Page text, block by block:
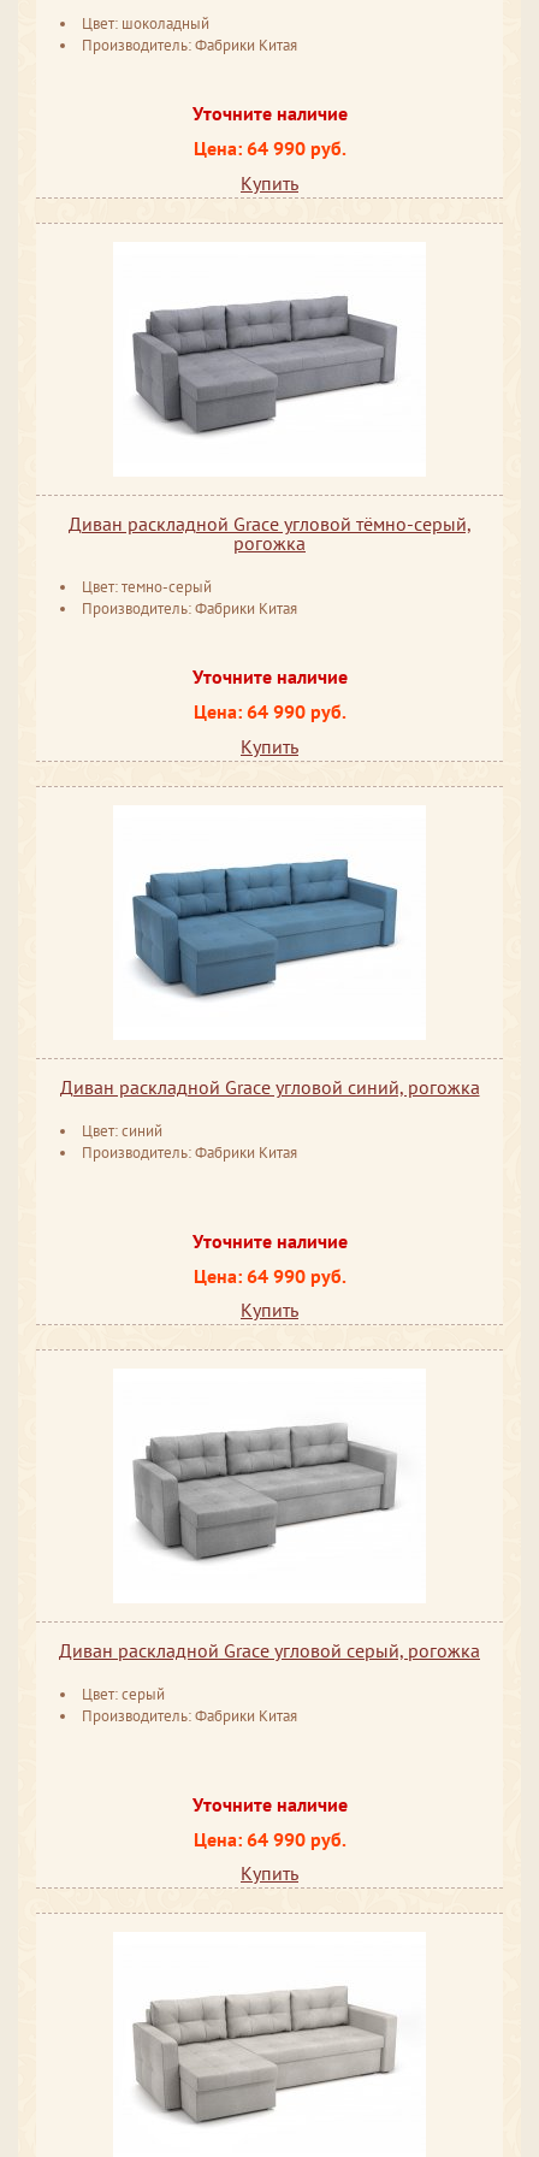
Цвет: шоколадный
Производитель: Фабрики Китая
Уточните наличие
Цена: 64 990 руб.
Купить
Диван раскладной Grace угловой тёмно-серый,
рогожка
Цвет: темно-серый
Производитель: Фабрики Китая
Уточните наличие
Цена: 64 990 руб.
Купить
Диван раскладной Grace угловой синий, рогожка
Цвет: синий
Производитель: Фабрики Китая
Уточните наличие
Цена: 64 990 руб.
Купить
Диван раскладной Grace угловой серый, рогожка
Цвет: серый
Производитель: Фабрики Китая
Уточните наличие
Цена: 64 990 руб.
Купить